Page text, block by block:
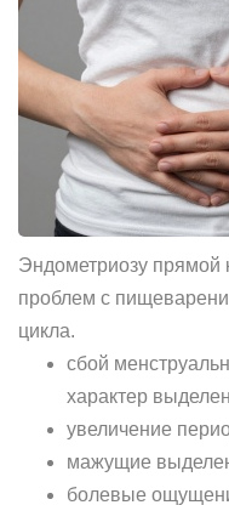
Эндометриозу
проблем с
цикла.
сбой
характер
увеличение
мажущие
болевые